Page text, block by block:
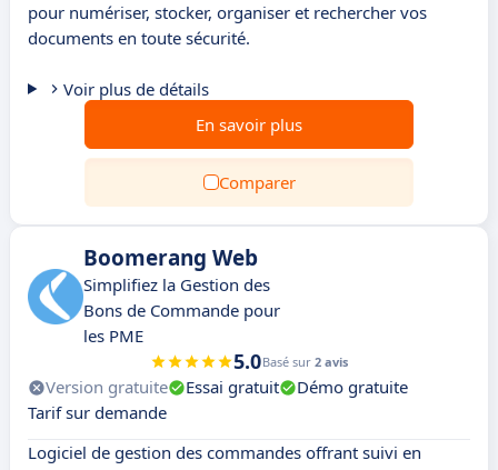
pour numériser, stocker, organiser et rechercher vos
documents en toute sécurité.
Voir plus de détails
En savoir plus
Comparer
Boomerang Web
Simplifiez la Gestion des
Bons de Commande pour
les PME
5.0Basé sur 2 avis
Version gratuite Essai gratuit
Démo gratuite
Tarif sur demande
Logiciel de gestion des commandes offrant suivi en